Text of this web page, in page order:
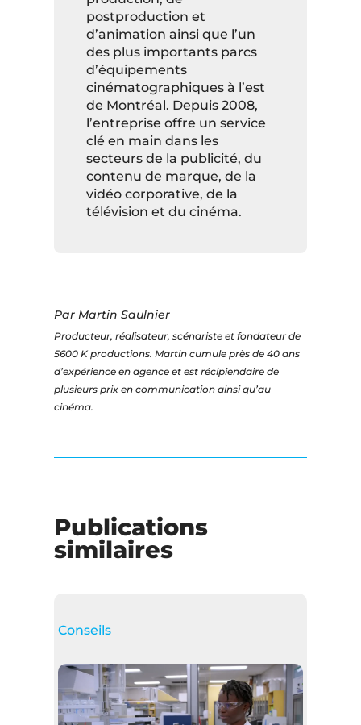
postproduction et
d’animation ainsi que l’un
des plus importants parcs
d’équipements
cinématographiques à l’est
de Montréal. Depuis 2008,
l’entreprise offre un service
clé en main dans les
secteurs de la publicité, du
contenu de marque, de la
vidéo corporative, de la
télévision et du cinéma.
Par Martin Saulnier
Producteur, réalisateur, scénariste et fondateur de
5600 K productions. Martin cumule près de 40 ans
d’expérience en agence et est récipiendaire de
plusieurs prix en communication ainsi qu’au
cinéma.
Publications
similaires
Conseils